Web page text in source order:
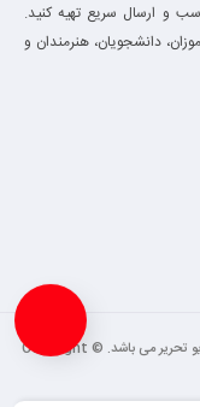
و ارسال سریع تهیه کنید.
دانشجویان، هنرمندان و
کلیه حقوق مادی و معنوی این وب سایت متعلق به فروشگاه پوکویو تحریر می باشد. Copyright ©